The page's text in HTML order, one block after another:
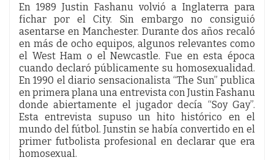
En 1989 Justin Fashanu volvió a Inglaterra para
fichar por el City. Sin embargo no consiguió
asentarse en Manchester. Durante dos años recaló
en más de ocho equipos, algunos relevantes como
el West Ham o el Newcastle. Fue en esta época
cuando declaró públicamente su homosexualidad.
En 1990 el diario sensacionalista “The Sun” publica
en primera plana una entrevista con Justin Fashanu
donde abiertamente el jugador decía “Soy Gay”.
Esta entrevista supuso un hito histórico en el
mundo del fútbol. Junstin se había convertido en el
primer futbolista profesional en declarar que era
homosexual.